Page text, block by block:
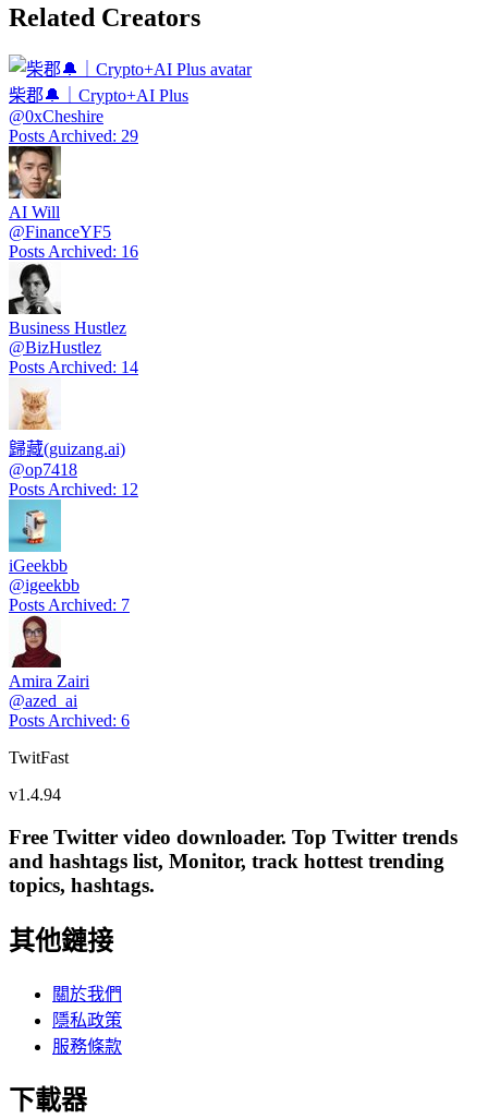
Related Creators
柴郡🔔｜Crypto+AI Plus
@0xCheshire
Posts Archived: 29
AI Will
@FinanceYF5
Posts Archived: 16
Business Hustlez
@BizHustlez
Posts Archived: 14
歸藏(guizang.ai)
@op7418
Posts Archived: 12
iGeekbb
@igeekbb
Posts Archived: 7
Amira Zairi
@azed_ai
Posts Archived: 6
TwitFast
v1.4.94
Free Twitter video downloader. Top Twitter trends
and hashtags list, Monitor, track hottest trending
topics, hashtags.
其他鏈接
關於我們
隱私政策
服務條款
下載器